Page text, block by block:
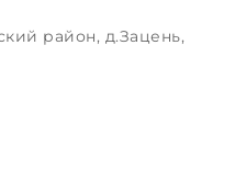
район, д.Зацень,